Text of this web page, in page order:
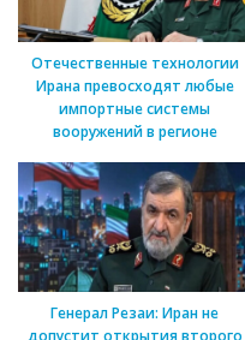
Отечественные технологии
Ирана превосходят любые
импортные системы
вооружений в регионе
Генерал Резаи: Иран не